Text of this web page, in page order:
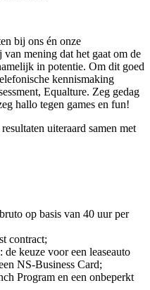
bij ons én onze
mening dat het gaat om de
in potentie. Om dit goed
kennismaking
Equalture. Zeg gedag
hallo tegen games en fun!
uiteraard samen met
op basis van 40 uur per
contract;
keuze voor een leaseauto
NS-Business Card;
Program en een onbeperkt